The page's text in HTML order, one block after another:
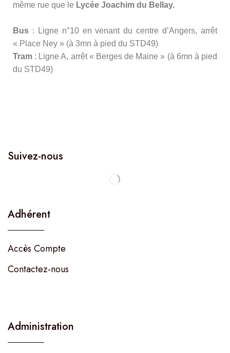
même rue que le Lycée Joachim du Bellay.
Bus : Ligne n°10 en venant du centre d’Angers, arrêt
« Place Ney » (à 3mn à pied du STD49)
Tram : Ligne A, arrêt « Berges de Maine » (à 6mn à pied
du STD49)
Suivez-nous
Adhérent
Accès Compte
Contactez-nous
Administration